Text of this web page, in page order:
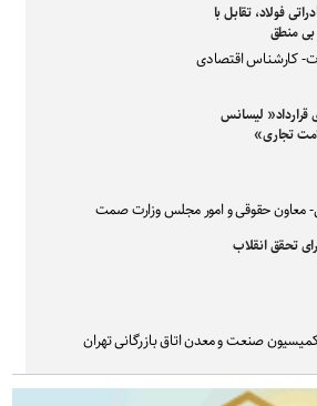
فولاد، تقابل با
منطق
کارشناس اقتصادی
قرارداد« لیسانس
تجاری»
حقوقی و امور مجلس وزارت صمت
تحقق انقلاب
صنعت و معدن اتاق بازرگانی تهران